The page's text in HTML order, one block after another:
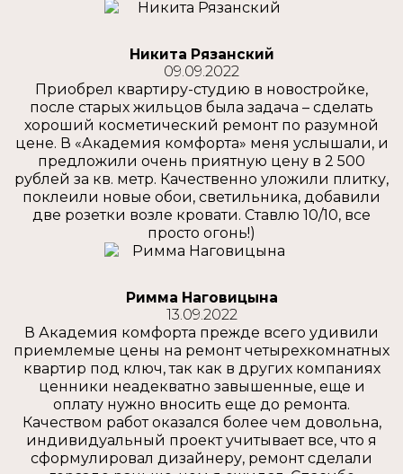
Никита Рязанский
09.09.2022
Приобрел квартиру-студию в новостройке,
после старых жильцов была задача – сделать
хороший косметический ремонт по разумной
цене. В «Академия комфорта» меня услышали, и
предложили очень приятную цену в 2 500
рублей за кв. метр. Качественно уложили плитку,
поклеили новые обои, светильника, добавили
две розетки возле кровати. Ставлю 10/10, все
просто огонь!)
Римма Наговицына
13.09.2022
В Академия комфорта прежде всего удивили
приемлемые цены на ремонт четырехкомнатных
квартир под ключ, так как в других компаниях
ценники неадекватно завышенные, еще и
оплату нужно вносить еще до ремонта.
Качеством работ оказался более чем довольна,
индивидуальный проект учитывает все, что я
сформулировал дизайнеру, ремонт сделали